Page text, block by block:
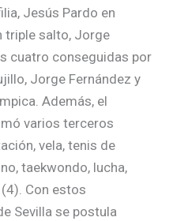
Jesús Pardo en
triple salto, Jorge
cuatro conseguidas por
Jorge Fernández y
Además, el
varios terceros
vela, tenis de
taekwondo, lucha,
Con estos
Sevilla se postula